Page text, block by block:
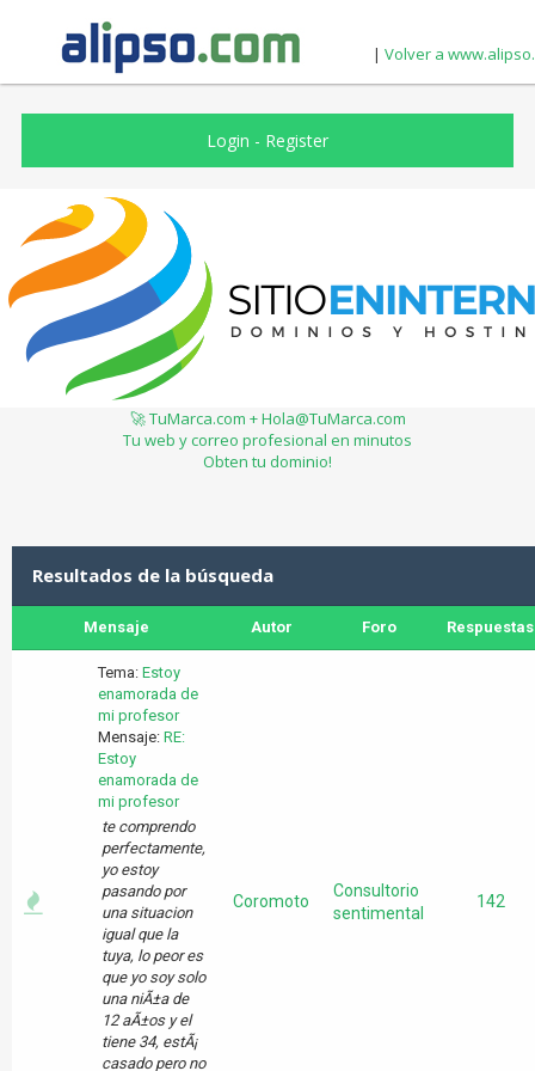
| Volver a
Login - Register
🚀 TuMarca.com + Hola@TuMarca.com
Tu web y correo profesional en minutos
Obten tu dominio!
Resultados de la búsqueda
Mensaje Autor Foro Respuestas
Tema: Estoy
enamorada de
mi profesor
Mensaje: RE:
Estoy
enamorada de
mi profesor
te comprendo
perfectamente,
yo estoy
pasando por
una situacion
igual que la
tuya, lo peor es
que yo soy solo
una niÃ±a de
12 aÃ±os y el
tiene 34, estÃ¡
casado pero no
Coromoto
Consultorio
sentimental
142